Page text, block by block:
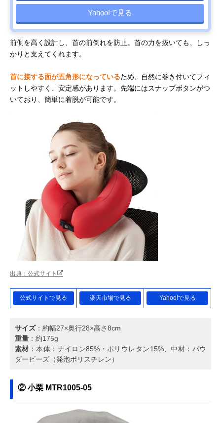
Yahoo!で見る
前側を高く設計し、首の前倒れを防止。首の力を抜いても、しっ
かりと支えてくれます。
首に接する面が五角形になっているため、自然に巻き付いてフィ
ットしやすく、安定感があります。先端にはスナップボタンがつ
いており、簡単に着脱が可能です。
出典：公式サイト
公式サイトで見る 楽天市場で見る Yahoo!で見る
サイズ：約幅27×奥行28×高さ8cm
重量 ：約175g
素材 ：本体：ナイロン85%・ポリウレタン15%、中材：パウ
ダービーズ（発泡ポリスチレン）
② 小栗 MTR1005-05